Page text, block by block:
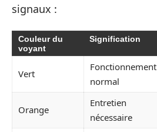
signaux :
Couleur du
voyant
Signification
Vert
Fonctionnement
normal
Orange
Entretien
nécessaire